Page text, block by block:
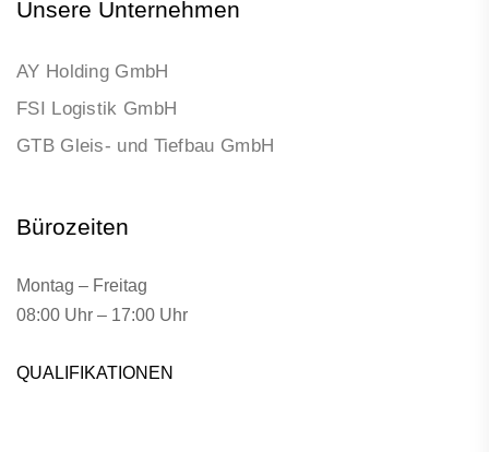
Unsere Unternehmen
AY Holding GmbH
FSI Logistik GmbH
GTB Gleis- und Tiefbau GmbH
Bürozeiten
Montag – Freitag
08:00 Uhr – 17:00 Uhr
QUALIFIKATIONEN